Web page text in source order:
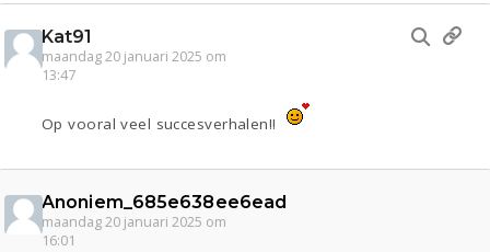
Kat91
maandag 20 januari 2025 om
13:47
Op vooral veel succesverhalen!!
Anoniem_685e638ee6ead
maandag 20 januari 2025 om
16:01